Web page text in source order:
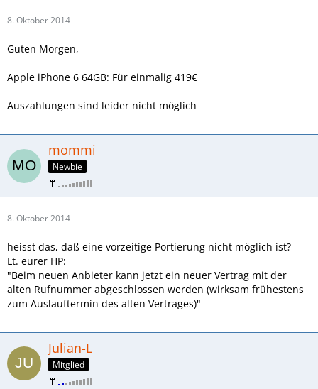
8. Oktober 2014
Guten Morgen,
Apple iPhone 6 64GB: Für einmalig 419€
Auszahlungen sind leider nicht möglich
mommi
Newbie
8. Oktober 2014
heisst das, daß eine vorzeitige Portierung nicht möglich ist?
Lt. eurer HP:
"Beim neuen Anbieter kann jetzt ein neuer Vertrag mit der
alten Rufnummer abgeschlossen werden (wirksam frühestens
zum Auslauftermin des alten Vertrages)"
Julian-L
Mitglied